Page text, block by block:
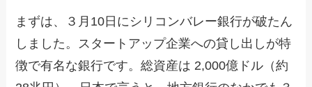
まずは、３月10日にシリコンバレー銀行が破たん
しました。スタートアップ企業への貸し出しが特
徴で有名な銀行です。総資産は 2,000億ドル（約